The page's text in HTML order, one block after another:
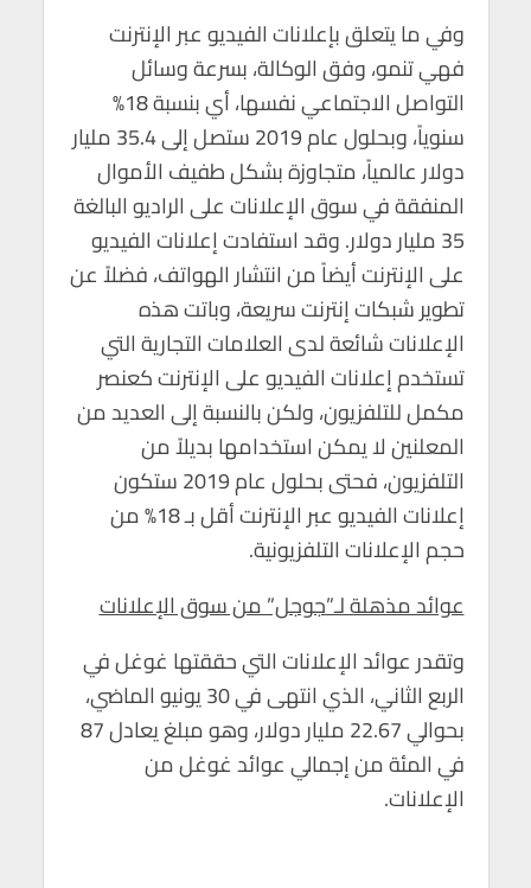
وفي ما يتعلق بإعلانات الفيديو عبر الإنترنت
فهي تنمو، وفق الوكالة، بسرعة وسائل
التواصل الاجتماعي نفسها، أي بنسبة 18%
سنوياً، وبحلول عام 2019 ستصل إلى 35.4 مليار
دولار عالمياً، متجاوزة بشكل طفيف الأموال
المنفقة في سوق الإعلانات على الراديو البالغة
35 مليار دولار. وقد استفادت إعلانات الفيديو
على الإنترنت أيضاً من انتشار الهواتف، فضلاً عن
تطوير شبكات إنترنت سريعة، وباتت هذه
الإعلانات شائعة لدى العلامات التجارية التي
تستخدم إعلانات الفيديو على الإنترنت كعنصر
مكمل للتلفزيون، ولكن بالنسبة إلى العديد من
المعلنين لا يمكن استخدامها بديلاً من
التلفزيون، فحتى بحلول عام 2019 ستكون
إعلانات الفيديو عبر الإنترنت أقل بـ 18% من
حجم الإعلانات التلفزيونية.
عوائد مذهلة لـ”جوجل” من سوق الإعلانات
وتقدر عوائد الإعلانات التي حققتها غوغل في
الربع الثاني، الذي انتهى في 30 يونيو الماضي،
بحوالي 22.67 مليار دولار، وهو مبلغ يعادل 87
في المئة من إجمالي عوائد غوغل من
الإعلانات.